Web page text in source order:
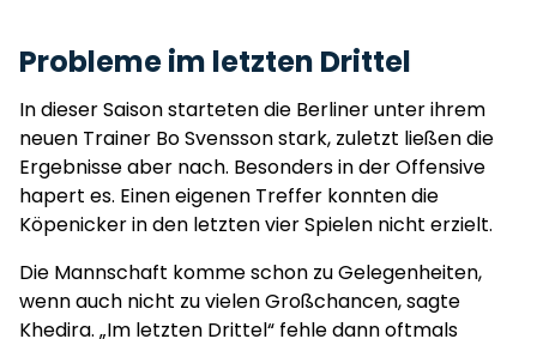
Probleme im letzten Drittel
In dieser Saison starteten die Berliner unter ihrem
neuen Trainer Bo Svensson stark, zuletzt ließen die
Ergebnisse aber nach. Besonders in der Offensive
hapert es. Einen eigenen Treffer konnten die
Köpenicker in den letzten vier Spielen nicht erzielt.
Die Mannschaft komme schon zu Gelegenheiten,
wenn auch nicht zu vielen Großchancen, sagte
Khedira. „Im letzten Drittel“ fehle dann oftmals